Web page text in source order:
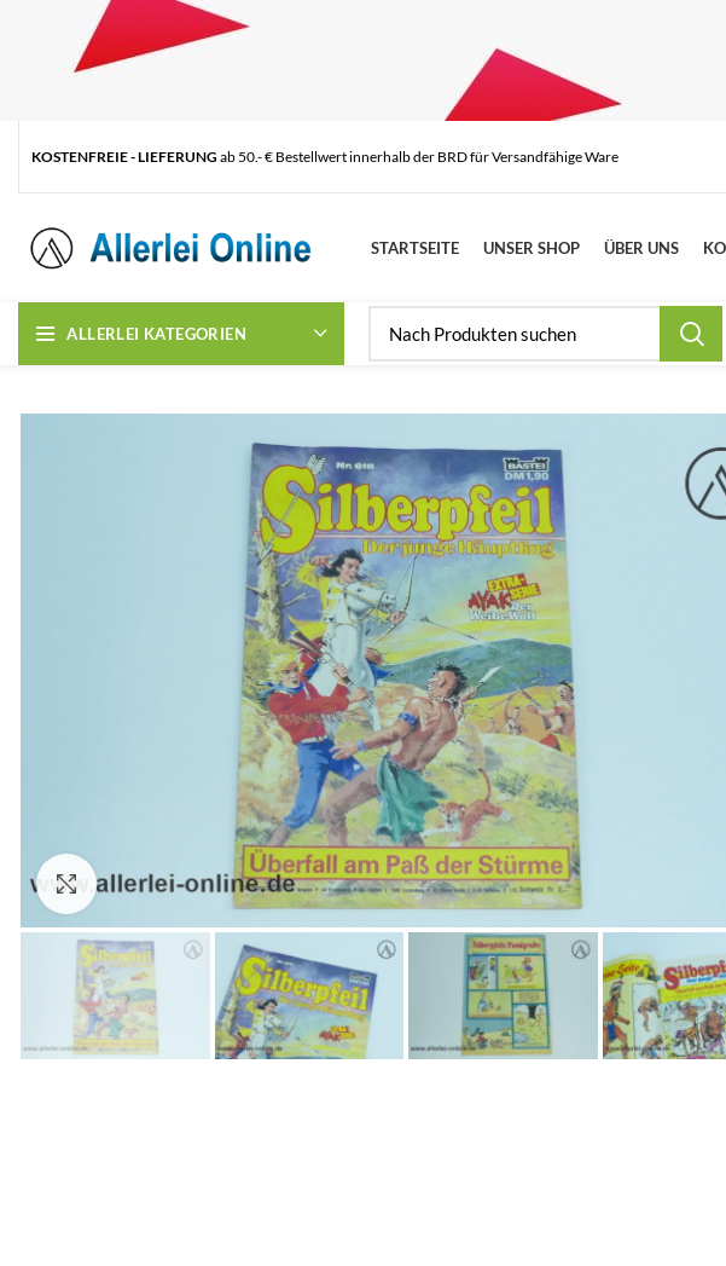
KOSTENFREIE - LIEFERUNG ab 50.- € Bestellwert innerhalb der BRD für Versandfähige Ware
STARTSEITE UNSER SHOP ÜBER UNS
ALLERLEI KATEGORIEN
Zum Vergrößern anklicken